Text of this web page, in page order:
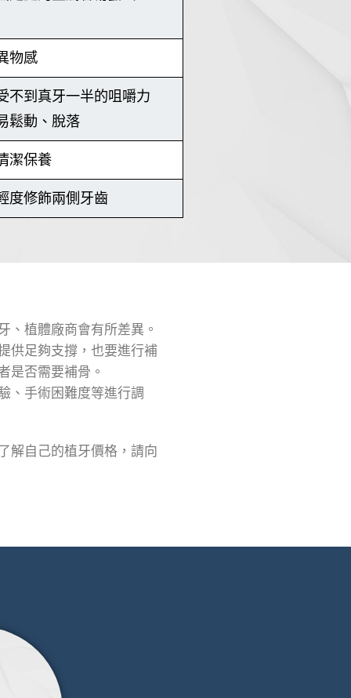
物感
不到真牙一半的咀嚼力
鬆動、脫落
潔保養
度修飾兩側牙齒
、植體廠商會有所差異。
供足夠支撐，也要進行補
是否需要補骨。
、手術困難度等進行調
解自己的植牙價格，請向